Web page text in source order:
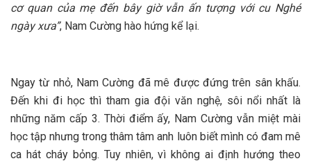
cơ quan của mẹ đến bây giờ vẫn ấn tượng với cu Nghé
ngày xưa”, Nam Cường hào hứng kể lại.
Ngay từ nhỏ, Nam Cường đã mê được đứng trên sân khấu.
Đến khi đi học thì tham gia đội văn nghệ, sôi nổi nhất là
những năm cấp 3. Thời điểm ấy, Nam Cường vẫn miệt mài
học tập nhưng trong thâm tâm anh luôn biết mình có đam mê
ca hát cháy bỏng. Tuy nhiên, vì không ai định hướng theo